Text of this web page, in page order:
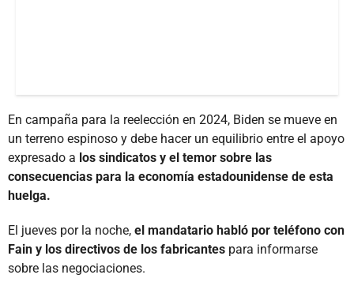
En campaña para la reelección en 2024, Biden se mueve en
un terreno espinoso y debe hacer un equilibrio entre el apoyo
expresado a los sindicatos y el temor sobre las
consecuencias para la economía estadounidense de esta
huelga.
El jueves por la noche, el mandatario habló por teléfono con
Fain y los directivos de los fabricantes para informarse
sobre las negociaciones.